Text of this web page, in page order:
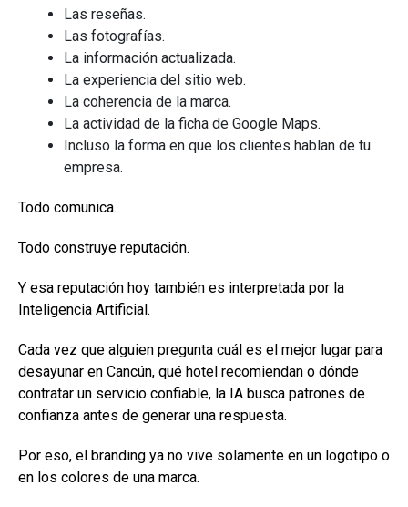
Las reseñas.
Las fotografías.
La información actualizada.
La experiencia del sitio web.
La coherencia de la marca.
La actividad de la ficha de Google Maps.
Incluso la forma en que los clientes hablan de tu
empresa.
Todo comunica.
Todo construye reputación.
Y esa reputación hoy también es interpretada por la
Inteligencia Artificial.
Cada vez que alguien pregunta cuál es el mejor lugar para
desayunar en Cancún, qué hotel recomiendan o dónde
contratar un servicio confiable, la IA busca patrones de
confianza antes de generar una respuesta.
Por eso, el branding ya no vive solamente en un logotipo o
en los colores de una marca.